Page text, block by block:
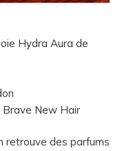
Hydra Aura de
New Hair
retrouve des parfums